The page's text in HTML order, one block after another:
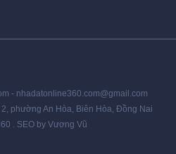
- nhadatonline360.com@gmail.com
phường An Hòa, Biên Hòa, Đồng Nai
. SEO by Vương Vũ